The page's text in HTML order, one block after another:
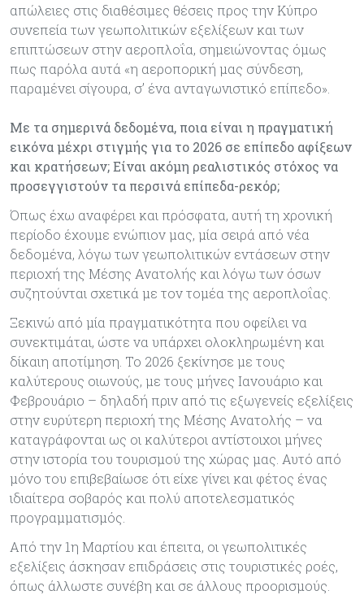
απώλειες στις διαθέσιμες θέσεις προς την Κύπρο
συνεπεία των γεωπολιτικών εξελίξεων και των
επιπτώσεων στην αεροπλοΐα, σημειώνοντας όμως
πως παρόλα αυτά «η αεροπορική μας σύνδεση,
παραμένει σίγουρα, σ’ ένα ανταγωνιστικό επίπεδο».
Με τα σημερινά δεδομένα, ποια είναι η πραγματική
εικόνα μέχρι στιγμής για το 2026 σε επίπεδο αφίξεων
και κρατήσεων; Είναι ακόμη ρεαλιστικός στόχος να
προσεγγιστούν τα περσινά επίπεδα-ρεκόρ;
Όπως έχω αναφέρει και πρόσφατα, αυτή τη χρονική
περίοδο έχουμε ενώπιον μας, μία σειρά από νέα
δεδομένα, λόγω των γεωπολιτικών εντάσεων στην
περιοχή της Μέσης Ανατολής και λόγω των όσων
συζητούνται σχετικά με τον τομέα της αεροπλοΐας.
Ξεκινώ από μία πραγματικότητα που οφείλει να
συνεκτιμάται, ώστε να υπάρχει ολοκληρωμένη και
δίκαιη αποτίμηση. Το 2026 ξεκίνησε με τους
καλύτερους οιωνούς, με τους μήνες Ιανουάριο και
Φεβρουάριο – δηλαδή πριν από τις εξωγενείς εξελίξεις
στην ευρύτερη περιοχή της Μέσης Ανατολής – να
καταγράφονται ως οι καλύτεροι αντίστοιχοι μήνες
στην ιστορία του τουρισμού της χώρας μας. Αυτό από
μόνο του επιβεβαίωσε ότι είχε γίνει και φέτος ένας
ιδιαίτερα σοβαρός και πολύ αποτελεσματικός
προγραμματισμός.
Από την 1η Μαρτίου και έπειτα, οι γεωπολιτικές
εξελίξεις άσκησαν επιδράσεις στις τουριστικές ροές,
όπως άλλωστε συνέβη και σε άλλους προορισμούς.